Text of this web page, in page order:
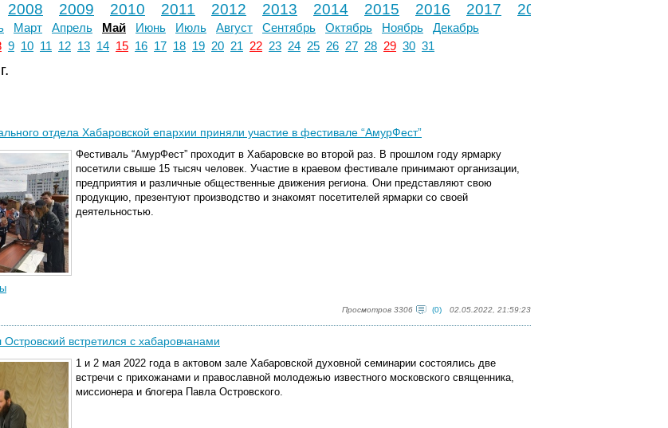
2008 2009 2010 2011 2012 2013 2014 2015 2016 2017 2018
Март Апрель Май Июнь Июль Август Сентябрь Октябрь Ноябрь
Декабрь
9 10 11 12 13 14 15 16 17 18 19 20 21 22 23 24 25 26 27 28 29 30 31
отдела Хабаровской епархии приняли участие в фестивале “АмурФест”
Фестиваль “АмурФест” проходит в Хабаровске во второй раз. В прошлом году ярмарку
посетили свыше 15 тысяч человек. Участие в краевом фестивале принимают организации,
предприятия и различные общественные движения региона. Они представляют свою
продукцию, презентуют производство и знакомят посетителей ярмарки со своей
деятельностью.
Просмотров 3306 (0) 02.05.2022, 21:59:23
встретился с хабаровчанами
1 и 2 мая 2022 года в актовом зале Хабаровской духовной семинарии состоялись две
встречи с прихожанами и православной молодежью известного московского священника,
миссионера и блогера Павла Островского.